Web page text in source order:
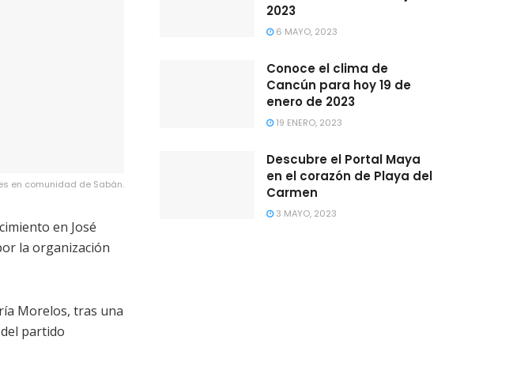
en comunidad de Sabán.
en José
la organización
Morelos, tras una
partido
2023
6 MAYO, 2023
Conoce el clima de
Cancún para hoy 19 de
enero de 2023
19 ENERO, 2023
Descubre el Portal Maya
en el corazón de Playa del
Carmen
3 MAYO, 2023